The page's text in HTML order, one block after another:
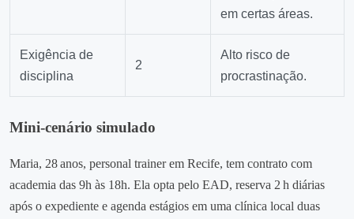
em certas áreas.
Exigência de
disciplina
2
Alto risco de
procrastinação.
Mini‑cenário simulado
Maria, 28 anos, personal trainer em Recife, tem contrato com
academia das 9h às 18h. Ela opta pelo EAD, reserva 2 h diárias
após o expediente e agenda estágios em uma clínica local duas